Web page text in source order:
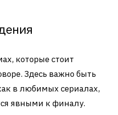
которые стоит
Здесь важно быть
в любимых сериалах,
явными к финалу.